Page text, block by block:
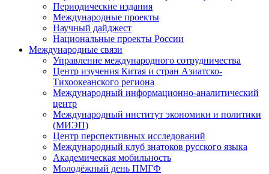
Периодические издания
Международные проекты
Научный дайджест
Национальные проекты России
Международные связи
Управление международного сотрудничества
Центр изучения Китая и стран Азиатско-
Тихоокеанского региона
Международный информационно-аналитический
центр
Международный институт экономики и политики
(МИЭП)
Центр перспективных исследований
Международный клуб знатоков русского языка
Академическая мобильность
Молодёжный день ПМГФ